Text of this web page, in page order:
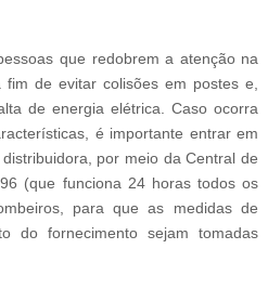
que redobrem a atenção na
de evitar colisões em postes e,
de energia elétrica. Caso ocorra
é importante entrar em
por meio da Central de
(que funciona 24 horas todos os
para que as medidas de
do fornecimento sejam tomadas